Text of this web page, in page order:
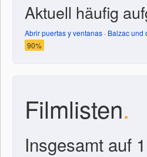
Aktuell häufig
Abrir puertas y ventanas · Balzac und
90%
Filmlisten.
Insgesamt auf